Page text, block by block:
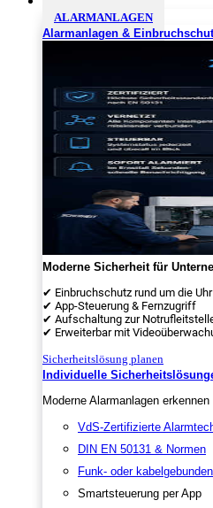
ALARMANLAGEN
Alarmanlagen &
Moderne Sicherheit für
✔ Einbruchschutz rund um die Uhr
✔ App-Steuerung & Fernzugriff
✔ Aufschaltung zur
✔ Erweiterbar mit
Sicherheitslösung planen
Individuelle
Moderne Alarmanlagen
VdS-Zertifizierte
DIN EN 50131 & Normen
Funk- oder
Smartsteuerung per App